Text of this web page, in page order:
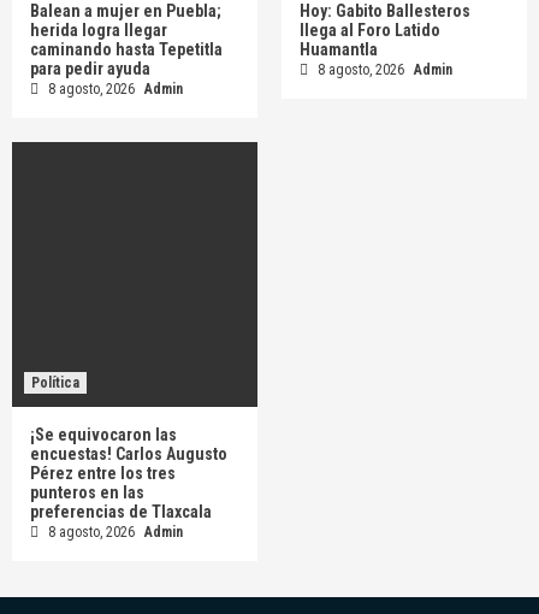
Balean a mujer en Puebla;
herida logra llegar
caminando hasta Tepetitla
para pedir ayuda
8 agosto, 2026 Admin
Hoy: Gabito Ballesteros
llega al Foro Latido
Huamantla
8 agosto, 2026 Admin
Política
¡Se equivocaron las
encuestas! Carlos Augusto
Pérez entre los tres
punteros en las
preferencias de Tlaxcala
8 agosto, 2026 Admin